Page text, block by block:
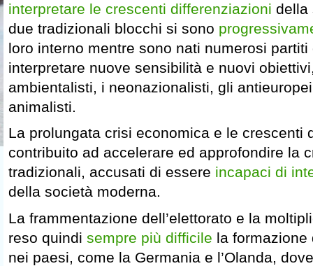
interpretare le crescenti differenziazioni della
due tradizionali blocchi si sono
loro interno mentre sono nati numerosi partiti
interpretare nuove sensibilità e nuovi
ambientalisti, i neonazionalisti, gli
animalisti.
La prolungata crisi economica e le crescenti
contribuito ad accelerare ed approfondire la
tradizionali, accusati di essere incapaci di
della società moderna.
La frammentazione dell’elettorato e la
reso quindi sempre più difficile la formazione
nei paesi, come la Germania e l’Olanda,